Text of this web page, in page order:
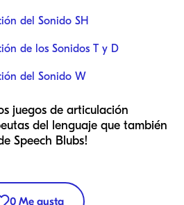
del Sonido SH
de los Sonidos T y D
del Sonido W
juegos de articulación
del lenguaje que también
Speech Blubs!
0 Me gusta